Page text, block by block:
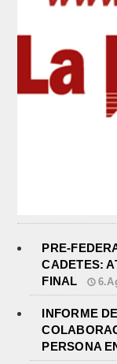
PRE-
CADETES:
FINAL
INFORME
PERSONA